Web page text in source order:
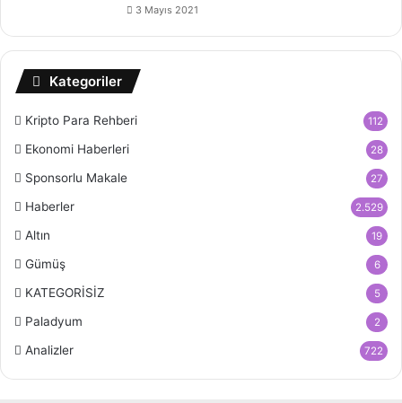
3 Mayıs 2021
Kategoriler
Kripto Para Rehberi 112
Ekonomi Haberleri 28
Sponsorlu Makale 27
Haberler 2.529
Altın 19
Gümüş 6
KATEGORİSİZ 5
Paladyum 2
Analizler 722